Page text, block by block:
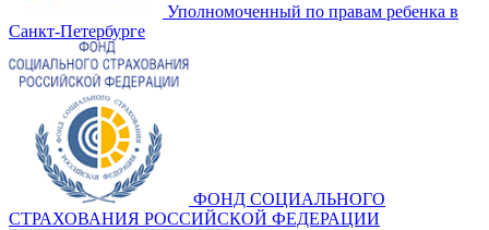
Уполномоченный по правам ребенка в
Санкт-Петербурге
ФОНД СОЦИАЛЬНОГО
СТРАХОВАНИЯ РОССИЙСКОЙ ФЕДЕРАЦИИ